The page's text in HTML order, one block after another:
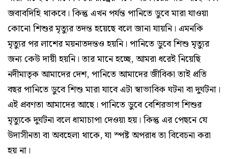
জবাবদিহি থাকবে। কিন্তু এখন পর্যন্ত পানিতে ডুবে মারা যাওয়া
কোনো শিশুর মৃত্যুর তদন্ত হয়েছে বলে জানা যায়নি। এমনকি
মৃত্যুর পর লাশের ময়নাতদন্তও হয়নি। পানিতে ডুবে শিশু মৃত্যুর
জন্য কেউ দায়ী হয়নি। তার মানে হচ্ছে, আমরা ধরেই নিয়েছি
নদীমাতৃক আমাদের দেশ, পানিতে আমাদের জীবিকা তাই প্রতি
বছর পানিতে ডুবে শিশু মারা যাবে এটা স্বাভাবিক ঘটনা বা দুর্ঘটনা।
এই প্রবণতা আমাদের আছে। পানিতে ডুবে বেশিরভাগ শিশুর
মৃত্যুকে দুর্ঘটনা বলে ধামাচাপা দেওয়া হয়। কিন্তু এর পেছনে যে
উদাসীনতা বা অবহেলা থাকে, যা স্পষ্ট অপরাধ তা বিবেচনা করা
হয় না।